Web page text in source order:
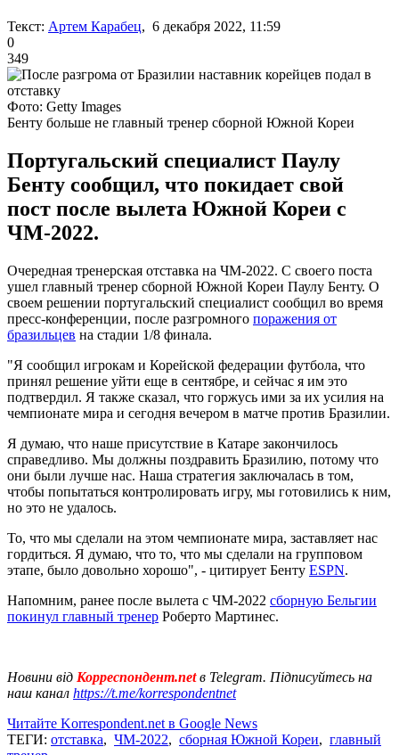
Текст: Артем Карабец, 6 декабря 2022, 11:59
0
349
Фото: Getty Images
Бенту больше не главный тренер сборной Южной Кореи
Португальский специалист Паулу
Бенту сообщил, что покидает свой
пост после вылета Южной Кореи с
ЧМ-2022.
Очередная тренерская отставка на ЧМ-2022. С своего поста
ушел главный тренер сборной Южной Кореи Паулу Бенту. О
своем решении португальский специалист сообщил во время
пресс-конференции, после разгромного поражения от
бразильцев на стадии 1/8 финала.
"Я сообщил игрокам и Корейской федерации футбола, что
принял решение уйти еще в сентябре, и сейчас я им это
подтвердил. Я также сказал, что горжусь ими за их усилия на
чемпионате мира и сегодня вечером в матче против Бразилии.
Я думаю, что наше присутствие в Катаре закончилось
справедливо. Мы должны поздравить Бразилию, потому что
они были лучше нас. Наша стратегия заключалась в том,
чтобы попытаться контролировать игру, мы готовились к ним,
но это не удалось.
То, что мы сделали на этом чемпионате мира, заставляет нас
гордиться. Я думаю, что то, что мы сделали на групповом
этапе, было довольно хорошо", - цитирует Бенту ESPN.
Напомним, ранее после вылета с ЧМ-2022 сборную Бельгии
покинул главный тренер Роберто Мартинес.
Новини від Корреспондент.netв Telegram. Підписуйтесь на
наш канал https://t.me/korrespondentnet
Читайте Korrespondent.net в Google News
ТЕГИ: отставка, ЧМ-2022, сборная Южной Кореи, главный